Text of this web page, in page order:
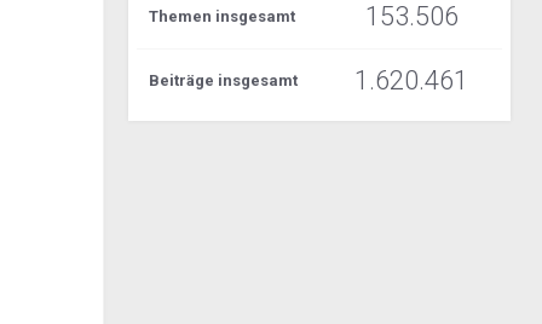
Themen insgesamt 153.506
Beiträge insgesamt 1.620.461